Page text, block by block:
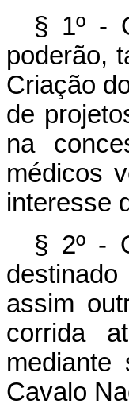
§ 1º -
poderão,
Criação
de
na
médicos
interesse
§ 2º -
assim
corrida
mediante
Cavalo